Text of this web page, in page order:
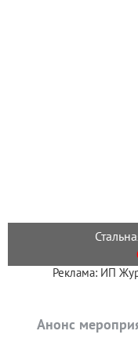
Реклама: ИП
Анонс